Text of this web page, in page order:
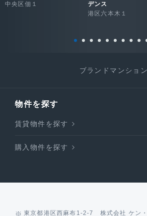
中央区佃１
デンス
港区六本木１
ブランドマンショ
物件を探す
賃貸物件を探す
購入物件を探す
東京都港区西麻布1-2-7 株式会社 ケン